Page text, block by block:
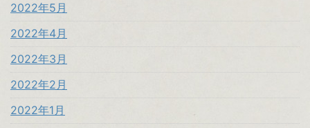
2022年5月
2022年4月
2022年3月
2022年2月
2022年1月